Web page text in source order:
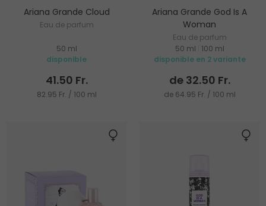
Ariana Grande Cloud
Eau de parfum
50 ml
disponible
41.50 Fr.
82.95 Fr. / 100 ml
Ariana Grande God Is A
Woman
Eau de parfum
50 ml
100 ml
disponible en 2 variante
de 32.50 Fr.
de 64.95 Fr. / 100 ml